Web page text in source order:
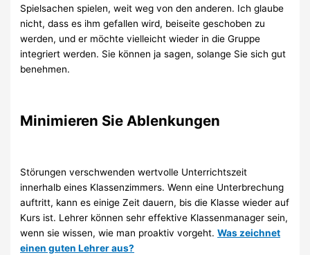
Spielsachen spielen, weit weg von den anderen. Ich glaube
nicht, dass es ihm gefallen wird, beiseite geschoben zu
werden, und er möchte vielleicht wieder in die Gruppe
integriert werden. Sie können ja sagen, solange Sie sich gut
benehmen.
Minimieren Sie Ablenkungen
Störungen verschwenden wertvolle Unterrichtszeit
innerhalb eines Klassenzimmers. Wenn eine Unterbrechung
auftritt, kann es einige Zeit dauern, bis die Klasse wieder auf
Kurs ist. Lehrer können sehr effektive Klassenmanager sein,
wenn sie wissen, wie man proaktiv vorgeht.Was zeichnet
einen guten Lehrer aus?